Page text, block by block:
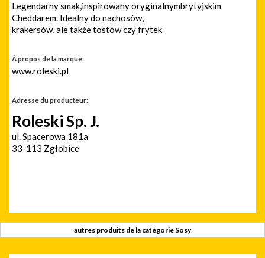
Legendarny smak,inspirowany oryginalnymbrytyjskim
Cheddarem. Idealny do nachosów,
krakersów, ale także tostów czy frytek
À propos de la marque:
www.roleski.pl
Adresse du producteur:
Roleski Sp. J.
ul. Spacerowa 181a
33-113 Zgłobice
autres produits de la catégorie Sosy